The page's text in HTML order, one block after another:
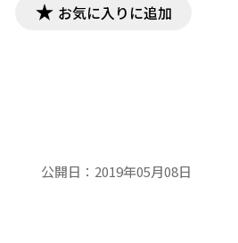
お気に入りに追加
公開日： 2019年05月08日